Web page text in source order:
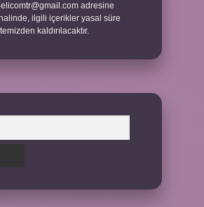
adresine
ilgili içerikler yasal süre
kaldırılacaktır.